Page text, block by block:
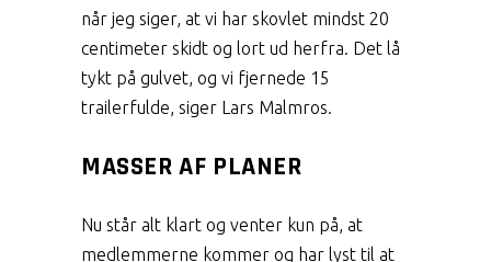
når jeg siger, at vi har skovlet mindst 20
centimeter skidt og lort ud herfra. Det lå
tykt på gulvet, og vi fjernede 15
trailerfulde, siger Lars Malmros.
MASSER AF PLANER
Nu står alt klart og venter kun på, at
medlemmerne kommer og har lyst til at